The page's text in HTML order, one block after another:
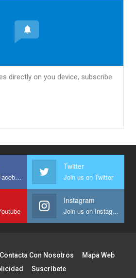
directly on you device, subscribe
Join us on Facebook
Twitter
Join us on Twitter
Instagram
Join us on Instagram
Contacta Con Nosotros
Mapa Web
Suscríbete